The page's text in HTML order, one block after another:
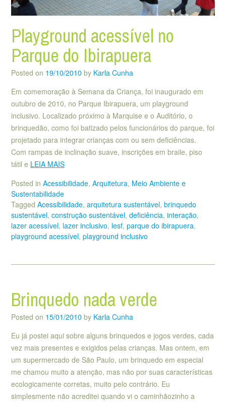
Playground acessível no
Parque do Ibirapuera
Posted on 19/10/2010 by Karla Cunha
Em comemoração à Semana da Criança, foi inaugurado em
outubro de 2010, no Parque Ibirapuera, um playground
inclusivo. Localizado próximo à Marquise e o Auditório, o
brinquedão, como foi batizado pelos funcionários do parque, foi
projetado para integrar crianças com ou sem deficiências.
Com rampas de inclinação suave, inscrições em braile, piso
tátil e LEIA MAIS
Posted in Acessibilidade, Arquitetura, Meio Ambiente e
Sustentabilidade
Tagged Acessibilidade, arquitetura sustentável, brinquedo
sustentável, construção sustentável, deficiência, interação,
lazer acessível, lazer inclusivo, lesf, parque do ibirapuera,
playground acessível, playground inclusivo
Brinquedo nada verde
Posted on 15/01/2010 by Karla Cunha
Eu já postei aqui sobre alguns brinquedos e jogos verdes, cada
vez mais presentes e exigidos pelas crianças. Mas ontem, em
um supermercado de São Paulo, um brinquedo em especial
me chamou muito a atenção, mas não por suas características
ecologicamente corretas, muito pelo contrário. Eu
simplesmente não acreditei quando vi o caminhãozinho a